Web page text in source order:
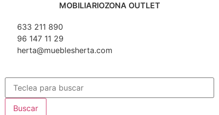
MOBILIARIOZONA OUTLET
633 211 890
96 147 11 29
herta@mueblesherta.com
Buscar